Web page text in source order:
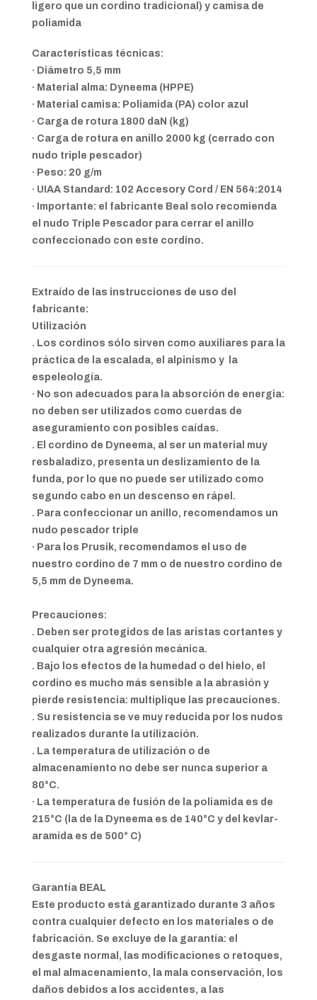
ligero que un cordino tradicional) y camisa de
poliamida
Características técnicas:
· Diámetro 5,5 mm
· Material alma: Dyneema (HPPE)
· Material camisa: Poliamida (PA) color azul
· Carga de rotura 1800 daN (kg)
· Carga de rotura en anillo 2000 kg (cerrado con
nudo triple pescador)
· Peso: 20 g/m
· UIAA Standard: 102 Accesory Cord / EN 564:2014
· Importante: el fabricante Beal solo recomienda
el nudo Triple Pescador para cerrar el anillo
confeccionado con este cordino.
Extraído de las instrucciones de uso del
fabricante:
Utilización
. Los cordinos sólo sirven como auxiliares para la
práctica de la escalada, el alpinismo y la
espeleología.
· No son adecuados para la absorción de energia:
no deben ser utilizados como cuerdas de
aseguramiento con posibles caídas.
. El cordino de Dyneema, al ser un material muy
resbaladizo, presenta un deslizamiento de la
funda, por lo que no puede ser utilizado como
segundo cabo en un descenso en rápel.
. Para confeccionar un anillo, recomendamos un
nudo pescador triple
· Para los Prusik, recomendamos el uso de
nuestro cordino de 7 mm o de nuestro cordino de
5,5 mm de Dyneema.
Precauciones:
. Deben ser protegidos de las aristas cortantes y
cualquier otra agresión mecánica.
. Bajo los efectos de la humedad o del hielo, el
cordino es mucho más sensible a la abrasión y
pierde resistencia: multiplique las precauciones.
. Su resistencia se ve muy reducida por los nudos
realizados durante la utilización.
. La temperatura de utilización o de
almacenamiento no debe ser nunca superior a
80°C.
· La temperatura de fusión de la poliamida es de
215°C (la de la Dyneema es de 140°C y del kevlar-
aramida es de 500° C)
Garantía BEAL
Este producto está garantizado durante 3 años
contra cualquier defecto en los materiales o de
fabricación. Se excluye de la garantía: el
desgaste normal, las modificaciones o retoques,
el mal almacenamiento, la mala conservación, los
daños debidos a los accidentes, a las